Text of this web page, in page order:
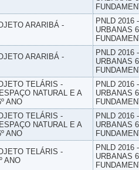
ARARIBÁ -
PNLD 2016
URBANAS
ARARIBÁ -
PNLD 2016
URBANAS
TELÁRIS -
NATURAL E A
ANO
PNLD 2016
URBANAS
TELÁRIS -
NATURAL E A
ANO
PNLD 2016
URBANAS
TELÁRIS -
ANO
PNLD 2016
URBANAS